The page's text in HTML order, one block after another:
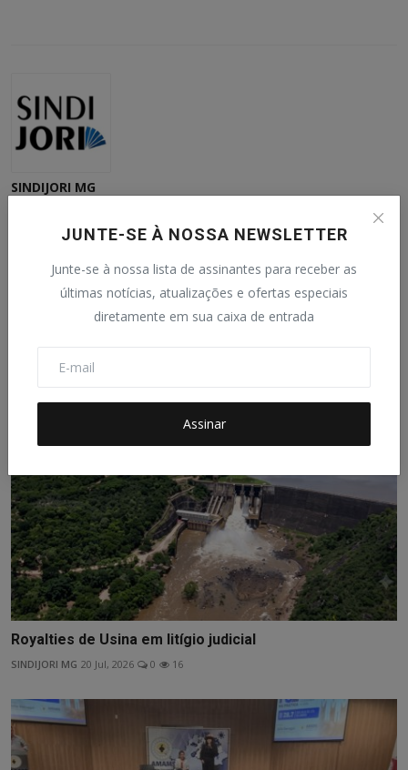
JUNTE-SE À NOSSA NEWSLETTER
Junte-se à nossa lista de assinantes para receber as
últimas notícias, atualizações e ofertas especiais
diretamente em sua caixa de entrada
Assinar
SINDIJORI MG
Publicações Relacionadas
Royalties de Usina em litígio judicial
SINDIJORI MG 20 Jul, 2026 0 16